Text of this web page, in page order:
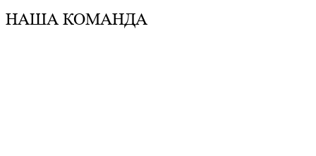
НАША КОМАНДА